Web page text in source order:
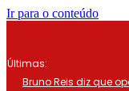
Ir para o conteúdo
Últimas:
Bruno Reis diz que